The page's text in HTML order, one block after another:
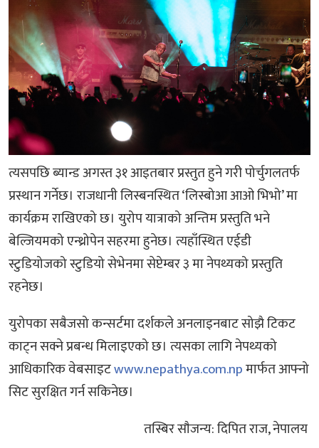
त्यसपछि ब्यान्ड अगस्त ३१ आइतबार प्रस्तुत हुने गरी पोर्चुगलतर्फ
प्रस्थान गर्नेछ। राजधानी लिस्बनस्थित ‘लिस्बोआ आओ भिभो’ मा
कार्यक्रम राखिएको छ। युरोप यात्राको अन्तिम प्रस्तुति भने
बेल्जियमको एन्थ्रोपेन सहरमा हुनेछ। त्यहाँस्थित एईडी
स्टुडियोजको स्टुडियो सेभेनमा सेप्टेम्बर ३ मा नेपथ्यको प्रस्तुति
रहनेछ।
युरोपका सबैजसो कन्सर्टमा दर्शकले अनलाइनबाट सोझै टिकट
काट्न सक्ने प्रबन्ध मिलाइएको छ। त्यसका लागि नेपथ्यको
आधिकारिक वेबसाइटwww.nepathya.com.npमार्फत आफ्नो
सिट सुरक्षित गर्न सकिनेछ।
तस्बिर साैजन्य: दिपित राज, नेपालय